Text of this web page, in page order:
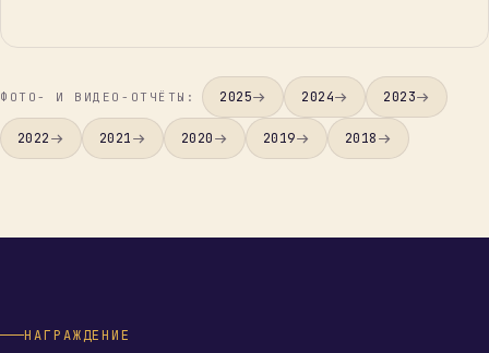
ФОТО- И ВИДЕО-ОТЧЁТЫ: 2025 2024 2023
2022 2021 2020 2019 2018
НАГРАЖДЕНИЕ